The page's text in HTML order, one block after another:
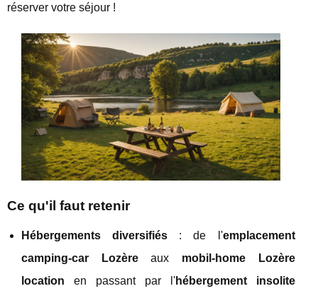
réserver votre séjour !
Ce qu'il faut retenir
Hébergements diversifiés : de l'emplacement
camping-car Lozèreaux mobil-home Lozère
location en passant par l'hébergement insolite